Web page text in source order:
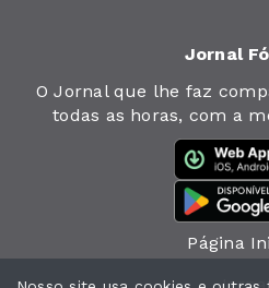
Jornal
O Jornal que lhe faz
todas as horas, com a
Página